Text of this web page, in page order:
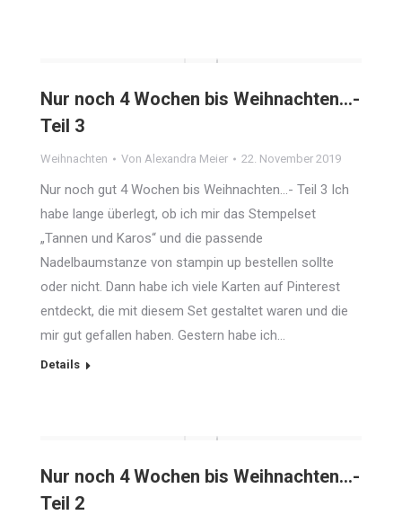
Nur noch 4 Wochen bis Weihnachten…-
Teil 3
Weihnachten Von Alexandra Meier 22. November 2019
Nur noch gut 4 Wochen bis Weihnachten…- Teil 3 Ich
habe lange überlegt, ob ich mir das Stempelset
„Tannen und Karos“ und die passende
Nadelbaumstanze von stampin up bestellen sollte
oder nicht. Dann habe ich viele Karten auf Pinterest
entdeckt, die mit diesem Set gestaltet waren und die
mir gut gefallen haben. Gestern habe ich…
Details
Nur noch 4 Wochen bis Weihnachten…-
Teil 2